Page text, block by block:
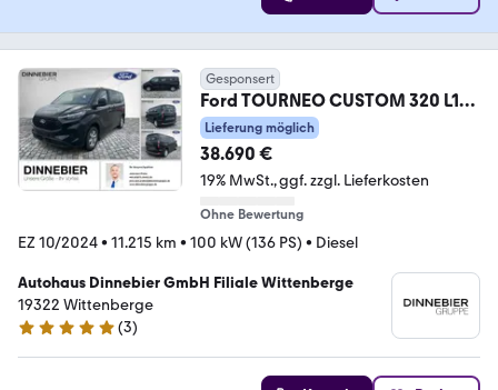
Gesponsert
Ford TOURNEO CUSTOM 320 L1
Trend 100 kW ACC CAM LED
Lieferung möglich
38.690 €
19% MwSt. ggf. zzgl. Lieferkosten
Ohne Bewertung
EZ 10/2024• 11.215 km • 100 kW (136 PS) • Diesel
Autohaus Dinnebier GmbH Filiale Wittenberge
19322 Wittenberge
5 Sterne
(3)